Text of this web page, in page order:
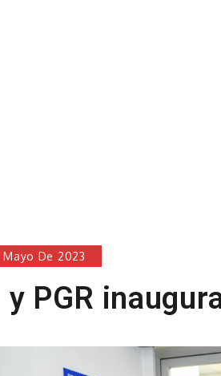
Mayo De 2023
y PGR